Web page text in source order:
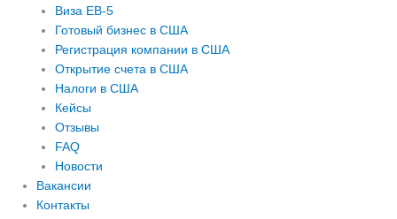
Виза EB-5
Готовый бизнес в США
Регистрация компании в США
Открытие счета в США
Налоги в США
Кейсы
Отзывы
FAQ
Новости
Вакансии
Контакты